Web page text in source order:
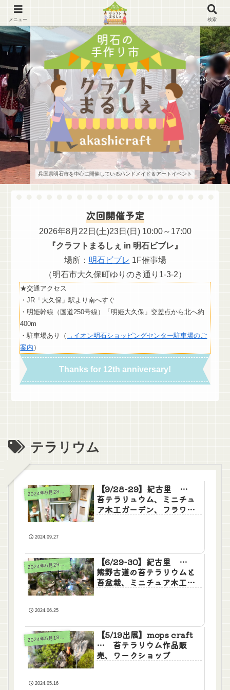
兵庫県明石市を中心に開催しているハンドメイド＆アートイベント
次回開催予定
2026年8月22日(土)23日(日) 10:00～17:00
『クラフトまるしぇ in 明石ビブレ』
場所： 明石ビブレ 1F催事場
（明石市大久保町ゆりのき通り1-3-2）
★交通アクセス
・JR「大久保」駅より南へすぐ
・明姫幹線（国道250号線）「明姫大久保」交差点から北へ約
400m
・駐車場あり（ →イオン明石ショッピングセンター駐車場のご
案内 ）
Thanks for 12th anniversary!
テラリウム
2 024年9月28日(土)29日(日)
【9/28-29】紀古里 …
苔テラリュウム、ミニチュ
ア木工ガーデン、フラワー
2024.09.27
2024年6月29日(土)30日(日)
【6/29-30】紀古里 …
熊野古道の苔テラリウムと
苔盆栽、ミニチュア木工ガ
2024.06.25
2 024年5月18日(土)19日(日)
【5/19出展】mops craft
… 苔テラリウム作品販
売、ワークショップ
2024.05.16
メニュー 検索